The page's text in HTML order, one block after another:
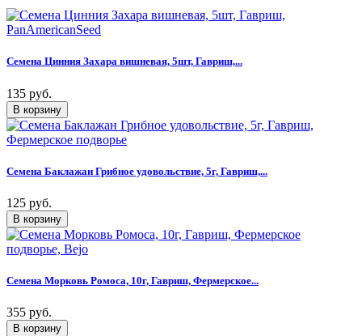
Семена Цинния Захара вишневая, 5шт, Гавриш,...
135 руб.
Семена Баклажан Грибное удовольствие, 5г, Гавриш,...
125 руб.
Семена Морковь Ромоса, 10г, Гавриш, Фермерское...
355 руб.